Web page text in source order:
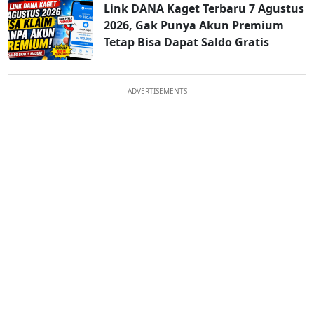
Link DANA Kaget Terbaru 7 Agustus
2026, Gak Punya Akun Premium
Tetap Bisa Dapat Saldo Gratis
ADVERTISEMENTS